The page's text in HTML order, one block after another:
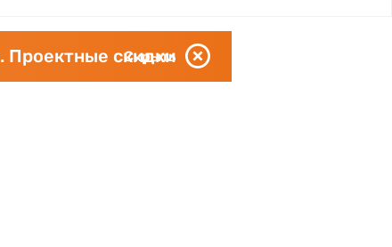
Проектные скидки
Скрыть